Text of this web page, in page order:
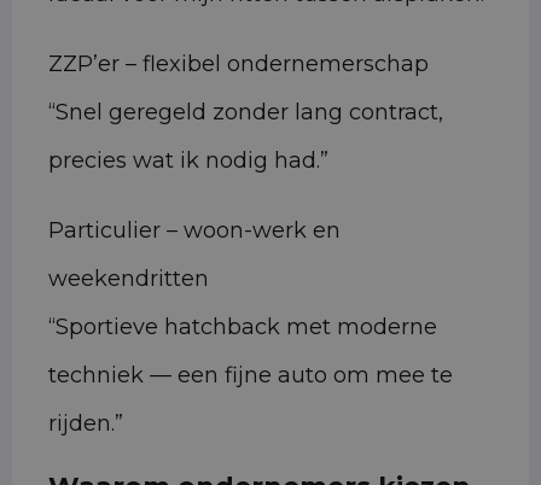
ZZP’er – flexibel ondernemerschap
“Snel geregeld zonder lang contract,
precies wat ik nodig had.”
Particulier – woon-werk en
weekendritten
“Sportieve hatchback met moderne
techniek — een fijne auto om mee te
rijden.”